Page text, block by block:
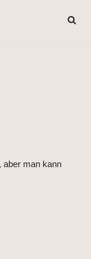
aber man kann